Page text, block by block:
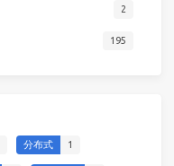
2
195
分布式 1